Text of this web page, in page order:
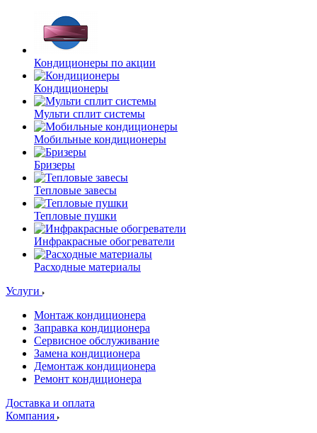
Кондиционеры по акции
Кондиционеры
Мульти сплит системы
Мобильные кондиционеры
Бризеры
Тепловые завесы
Тепловые пушки
Инфракрасные обогреватели
Расходные материалы
Услуги
Монтаж кондиционера
Заправка кондиционера
Сервисное обслуживание
Замена кондиционера
Демонтаж кондиционера
Ремонт кондиционера
Доставка и оплата
Компания